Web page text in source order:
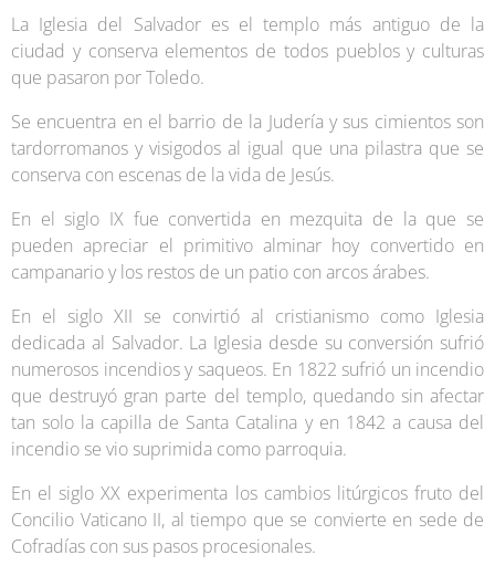
La Iglesia del Salvador es el templo más antiguo de la
ciudad y conserva elementos de todos pueblos y culturas
que pasaron por Toledo.
Se encuentra en el barrio de la Judería y sus cimientos son
tardorromanos y visigodos al igual que una pilastra que se
conserva con escenas de la vida de Jesús.
En el siglo IX fue convertida en mezquita de la que se
pueden apreciar el primitivo alminar hoy convertido en
campanario y los restos de un patio con arcos árabes.
En el siglo XII se convirtió al cristianismo como Iglesia
dedicada al Salvador. La Iglesia desde su conversión sufrió
numerosos incendios y saqueos. En 1822 sufrió un incendio
que destruyó gran parte del templo, quedando sin afectar
tan solo la capilla de Santa Catalina y en 1842 a causa del
incendio se vio suprimida como parroquia.
En el siglo XX experimenta los cambios litúrgicos fruto del
Concilio Vaticano II, al tiempo que se convierte en sede de
Cofradías con sus pasos procesionales.